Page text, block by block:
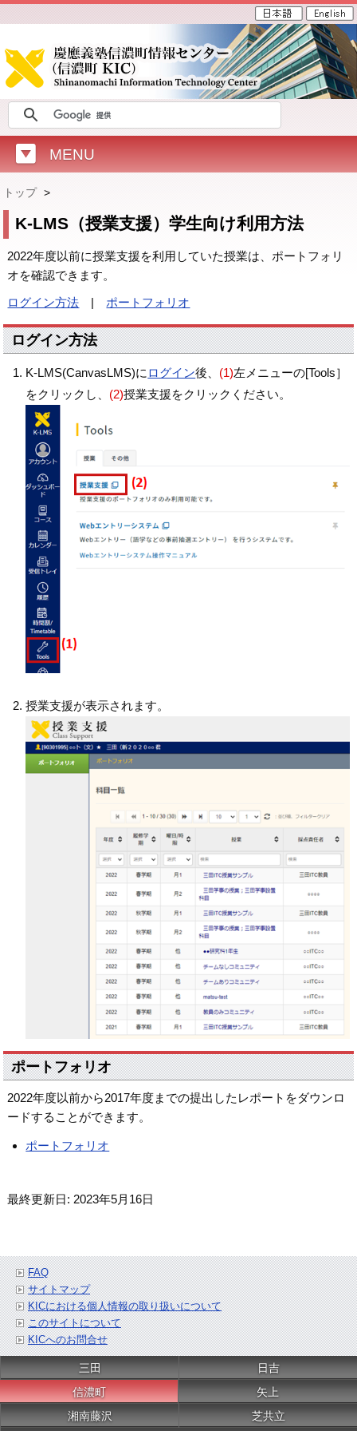
MENU
トップ >
K-LMS（授業支援）学生向け利用方法
2022年度以前に授業支援を利用していた授業は、ポートフォリ
オを確認できます。
ログイン方法 | ポートフォリオ
ログイン方法
K-LMS(CanvasLMS)に ログイン後、 (1)左メニューの[Tools］
をクリックし、 (2)授業支援をクリックください。
授業支援が表示されます。
ポートフォリオ
2022年度以前から2017年度までの提出したレポートをダウンロ
ードすることができます。
ポートフォリオ
最終更新日: 2023年5月16日
FAQ
サイトマップ
KICにおける個人情報の取り扱いについて
このサイトについて
KICへのお問合せ
三田
日吉
信濃町
矢上
湘南藤沢
芝共立